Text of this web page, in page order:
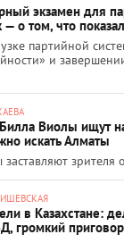
экзамен для
— о том, что
партийной
и
Виолы ищут
искать Алматы
зрителя
в Казахстане:
громкий